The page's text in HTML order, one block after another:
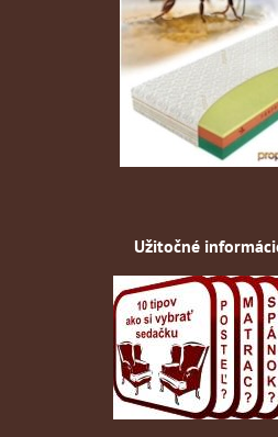
Užitočné